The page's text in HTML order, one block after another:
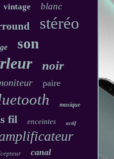
vintage blanc
stéréo
son
noir
paire
musique
fil enceintes actif
canal